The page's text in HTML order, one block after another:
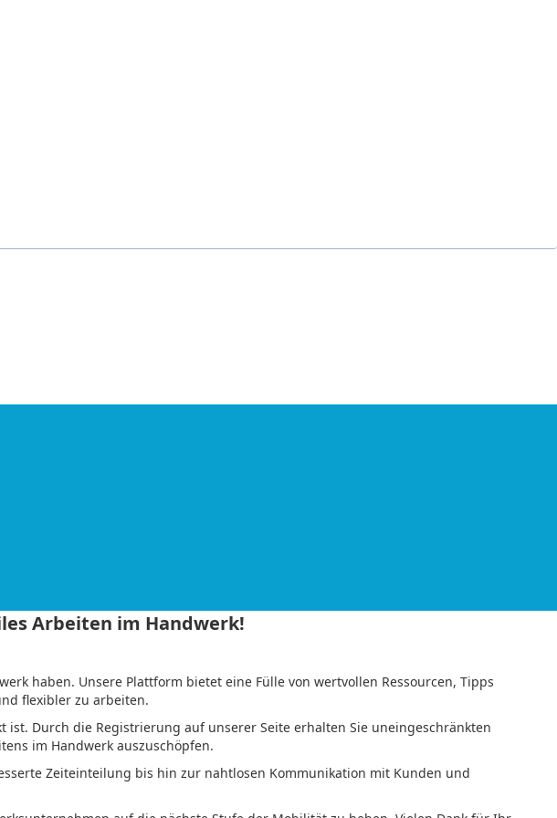
Arbeiten im Handwerk!
haben. Unsere Plattform bietet eine Fülle von wertvollen Ressourcen, Tipps
flexibler zu arbeiten.
Durch die Registrierung auf unserer Seite erhalten Sie uneingeschränkten
im Handwerk auszuschöpfen.
Zeiteinteilung bis hin zur nahtlosen Kommunikation mit Kunden und